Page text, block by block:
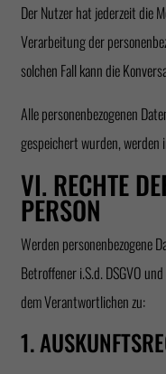
Der Nutzer hat jederzeit die
Verarbeitung der
solchen Fall kann die
Alle personenbezogenen
gespeichert wurden, werden
VI. RECHTE
PERSON
Werden personenbezogene
Betroffener i.S.d. DSGVO
dem Verantwortlichen zu:
1.